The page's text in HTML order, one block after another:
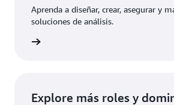
Aprenda a diseñar, crear, asegurar y
soluciones de análisis.
Explore más roles y